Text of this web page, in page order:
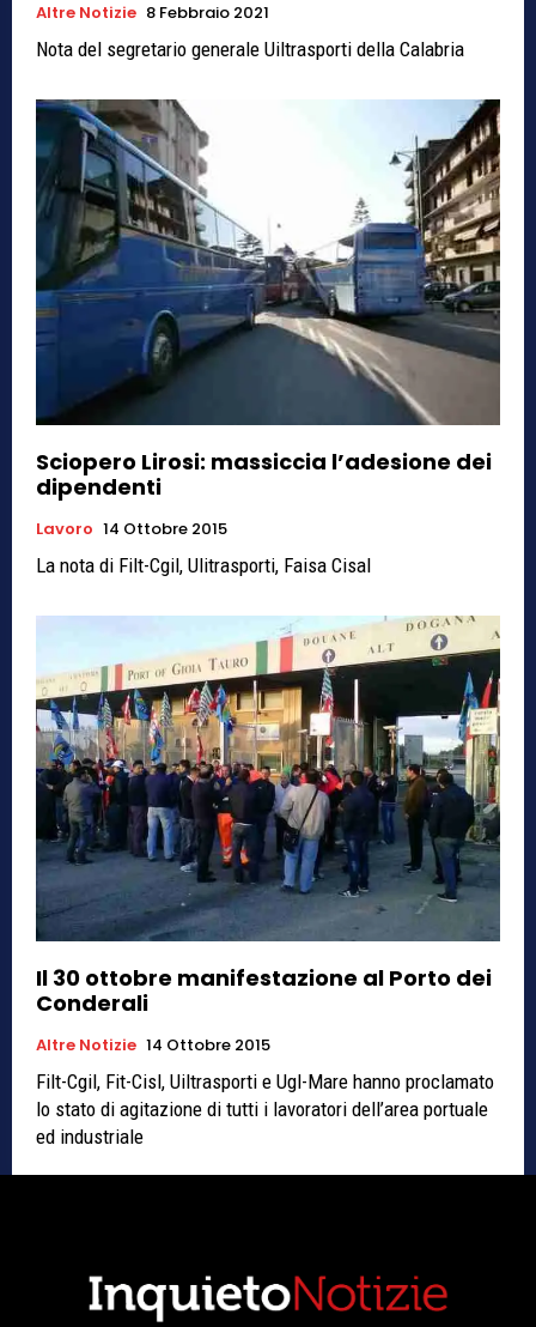
Altre Notizie 8 Febbraio 2021
Nota del segretario generale Uiltrasporti della Calabria
Sciopero Lirosi: massiccia l’adesione dei
dipendenti
Lavoro 14 Ottobre 2015
La nota di Filt-Cgil, Ulitrasporti, Faisa Cisal
Il 30 ottobre manifestazione al Porto dei
Conderali
Altre Notizie 14 Ottobre 2015
Filt-Cgil, Fit-Cisl, Uiltrasporti e Ugl-Mare hanno proclamato
lo stato di agitazione di tutti i lavoratori dell’area portuale
ed industriale